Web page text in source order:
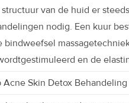
van de huid er
nodig. Een kuur
en de
Acne Skin Detox Behandeling